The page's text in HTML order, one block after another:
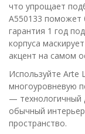
что упрощает
A550133 поможет
гарантия 1 год
корпуса
акцент на самом
Используйте Arte
многоуровневую
— технологичный
обычный
пространство.